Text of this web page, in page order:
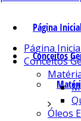
Página Inicial
Conceitos
Página
Conceitos
Óleos